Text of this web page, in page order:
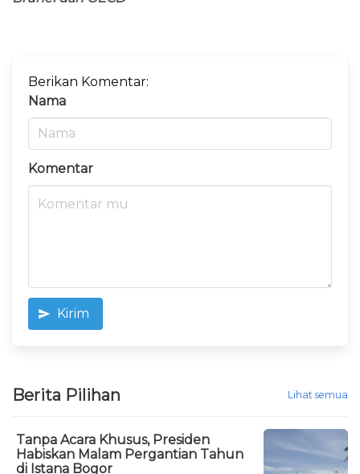
Berikan Komentar:
Nama
Komentar
Kirim
Berita Pilihan Lihat semua
Tanpa Acara Khusus, Presiden
Habiskan Malam Pergantian Tahun
di Istana Bogor